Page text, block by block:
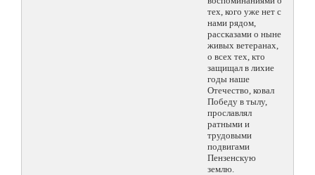
тех, кого уже нет с
нами рядом,
рассказами о ныне
живых ветеранах,
о всех тех, кто
защищал в лихие
годы наше
Отечество, ковал
Победу в тылу,
прославлял
ратными и
трудовыми
подвигами
Пензенскую
землю.